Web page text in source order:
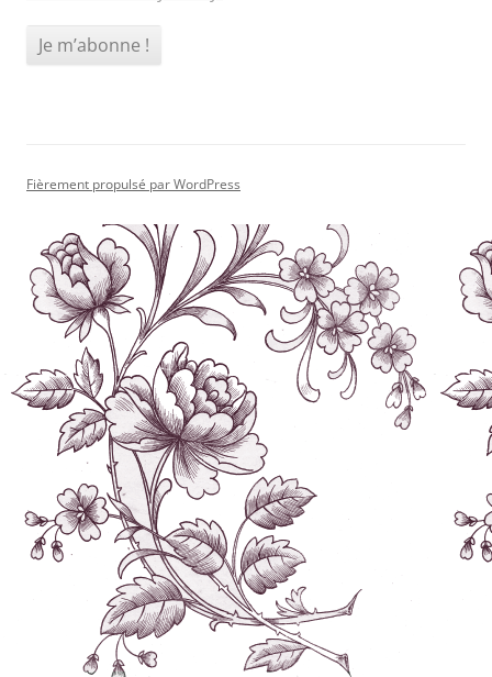
Fièrement propulsé par WordPress